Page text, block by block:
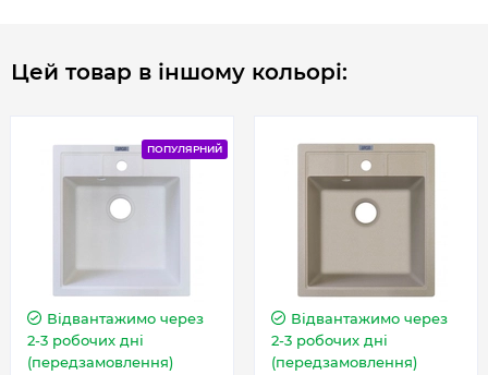
Цей товар в іншому кольорі:
ПОПУЛЯРНИЙ
Відвантажимо через
2-3 робочих дні
(передзамовлення)
Відвантажимо через
2-3 робочих дні
(передзамовлення)